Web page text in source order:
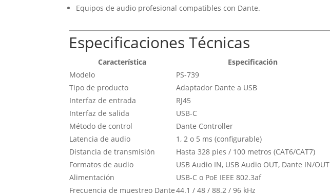
Equipos de audio profesional compatibles con Dante.
Especificaciones Técnicas
Característica
Especificación
Modelo
PS-739
Tipo de producto
Adaptador Dante a USB
Interfaz de entrada
RJ45
Interfaz de salida
USB-C
Método de control
Dante Controller
Latencia de audio
1, 2 o 5 ms (configurable)
Distancia de transmisión
Hasta 328 pies / 100 metros (CAT6/CAT7)
Formatos de audio
USB Audio IN, USB Audio OUT, Dante IN/OUT
Alimentación
USB-C o PoE IEEE 802.3af
Frecuencia de muestreo Dante44.1 / 48 / 88.2 / 96 kHz